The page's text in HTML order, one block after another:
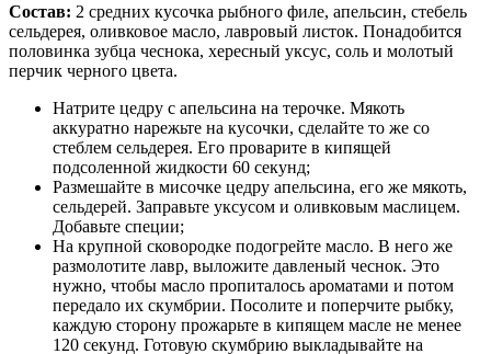
Состав: 2 средних кусочка рыбного филе, апельсин, стебель
сельдерея, оливковое масло, лавровый листок. Понадобится
половинка зубца чеснока, хересный уксус, соль и молотый
перчик черного цвета.
Натрите цедру с апельсина на терочке. Мякоть
аккуратно нарежьте на кусочки, сделайте то же со
стеблем сельдерея. Его проварите в кипящей
подсоленной жидкости 60 секунд;
Размешайте в мисочке цедру апельсина, его же мякоть,
сельдерей. Заправьте уксусом и оливковым маслицем.
Добавьте специи;
На крупной сковородке подогрейте масло. В него же
размолотите лавр, выложите давленый чеснок. Это
нужно, чтобы масло пропиталось ароматами и потом
передало их скумбрии. Посолите и поперчите рыбку,
каждую сторону прожарьте в кипящем масле не менее
120 секунд. Готовую скумбрию выкладывайте на